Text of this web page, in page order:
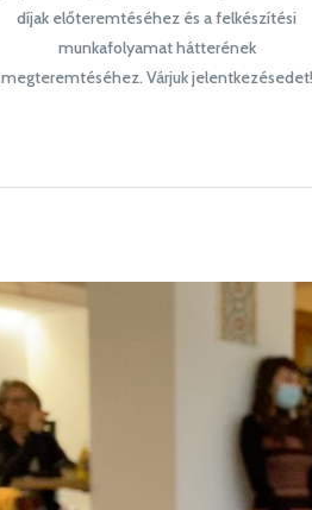
díjak előteremtéséhez és a felkészítési
munkafolyamat hátterének
megteremtéséhez. Várjuk jelentkezésedet!